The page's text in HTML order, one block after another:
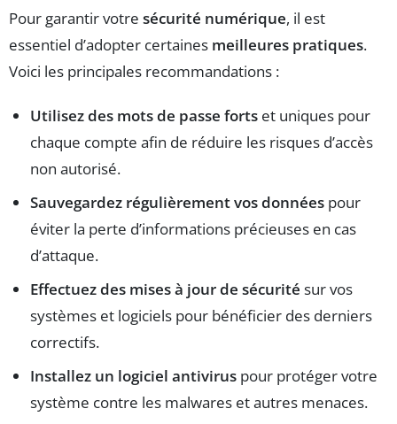
Pour garantir votre sécurité numérique, il est
essentiel d’adopter certaines meilleures pratiques.
Voici les principales recommandations :
Utilisez des mots de passe forts et uniques pour
chaque compte afin de réduire les risques d’accès
non autorisé.
Sauvegardez régulièrement vos données pour
éviter la perte d’informations précieuses en cas
d’attaque.
Effectuez des mises à jour de sécurité sur vos
systèmes et logiciels pour bénéficier des derniers
correctifs.
Installez un logiciel antivirus pour protéger votre
système contre les malwares et autres menaces.